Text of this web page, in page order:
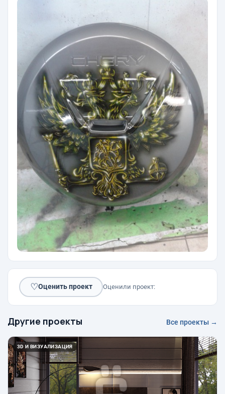
♡Оценить проект Оценили проект:
Другие проекты Все проекты →
3D И ВИЗУАЛИЗАЦИЯ